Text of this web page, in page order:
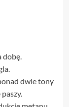
dobę.
dwie tony